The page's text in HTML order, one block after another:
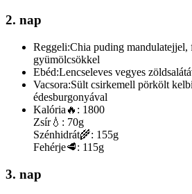
2. nap
Reggeli:Chia puding mandulatejjel,
gyümölcsökkel
Ebéd:Lencseleves vegyes
Vacsora:Sült csirkemell pörkölt
édesburgonyával
Kalória 🔥: 1800
Zsír💧: 70g
Szénhidrát🌾: 155g
Fehérje🥩: 115g
3. nap